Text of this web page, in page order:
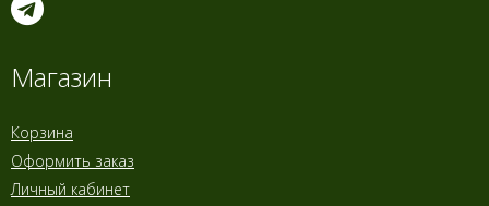
Магазин
Корзина
Оформить заказ
Личный кабинет